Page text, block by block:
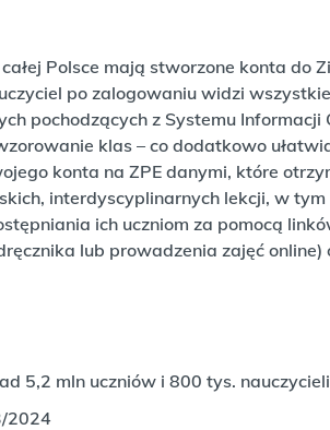
Polsce mają stworzone konta do
po zalogowaniu widzi
pochodzących z Systemu
klas – co dodatkowo
konta na ZPE danymi, które
interdyscyplinarnych lekcji, w
ich uczniom za pomocą
lub prowadzenia zajęć online)
5,2 mln uczniów i 800 tys. nauczycieli
2024